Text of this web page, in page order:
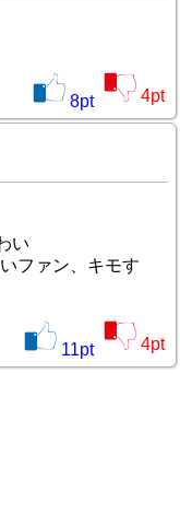
8pt 4pt
い
ファン、キモす
11pt 4pt